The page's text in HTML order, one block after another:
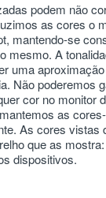
podem não
as cores o
mantendo-se
mesmo. A
uma
Não poderemos
cor no monitor
as
As cores vistas
que as
dispositivos.